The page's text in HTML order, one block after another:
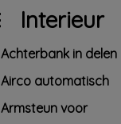
Interieur
Achterbank in
Airco automatisch
Armsteun voor